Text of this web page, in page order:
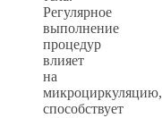
Регулярное
выполнение
процедур
влияет
на
микроциркуляцию,
способствует